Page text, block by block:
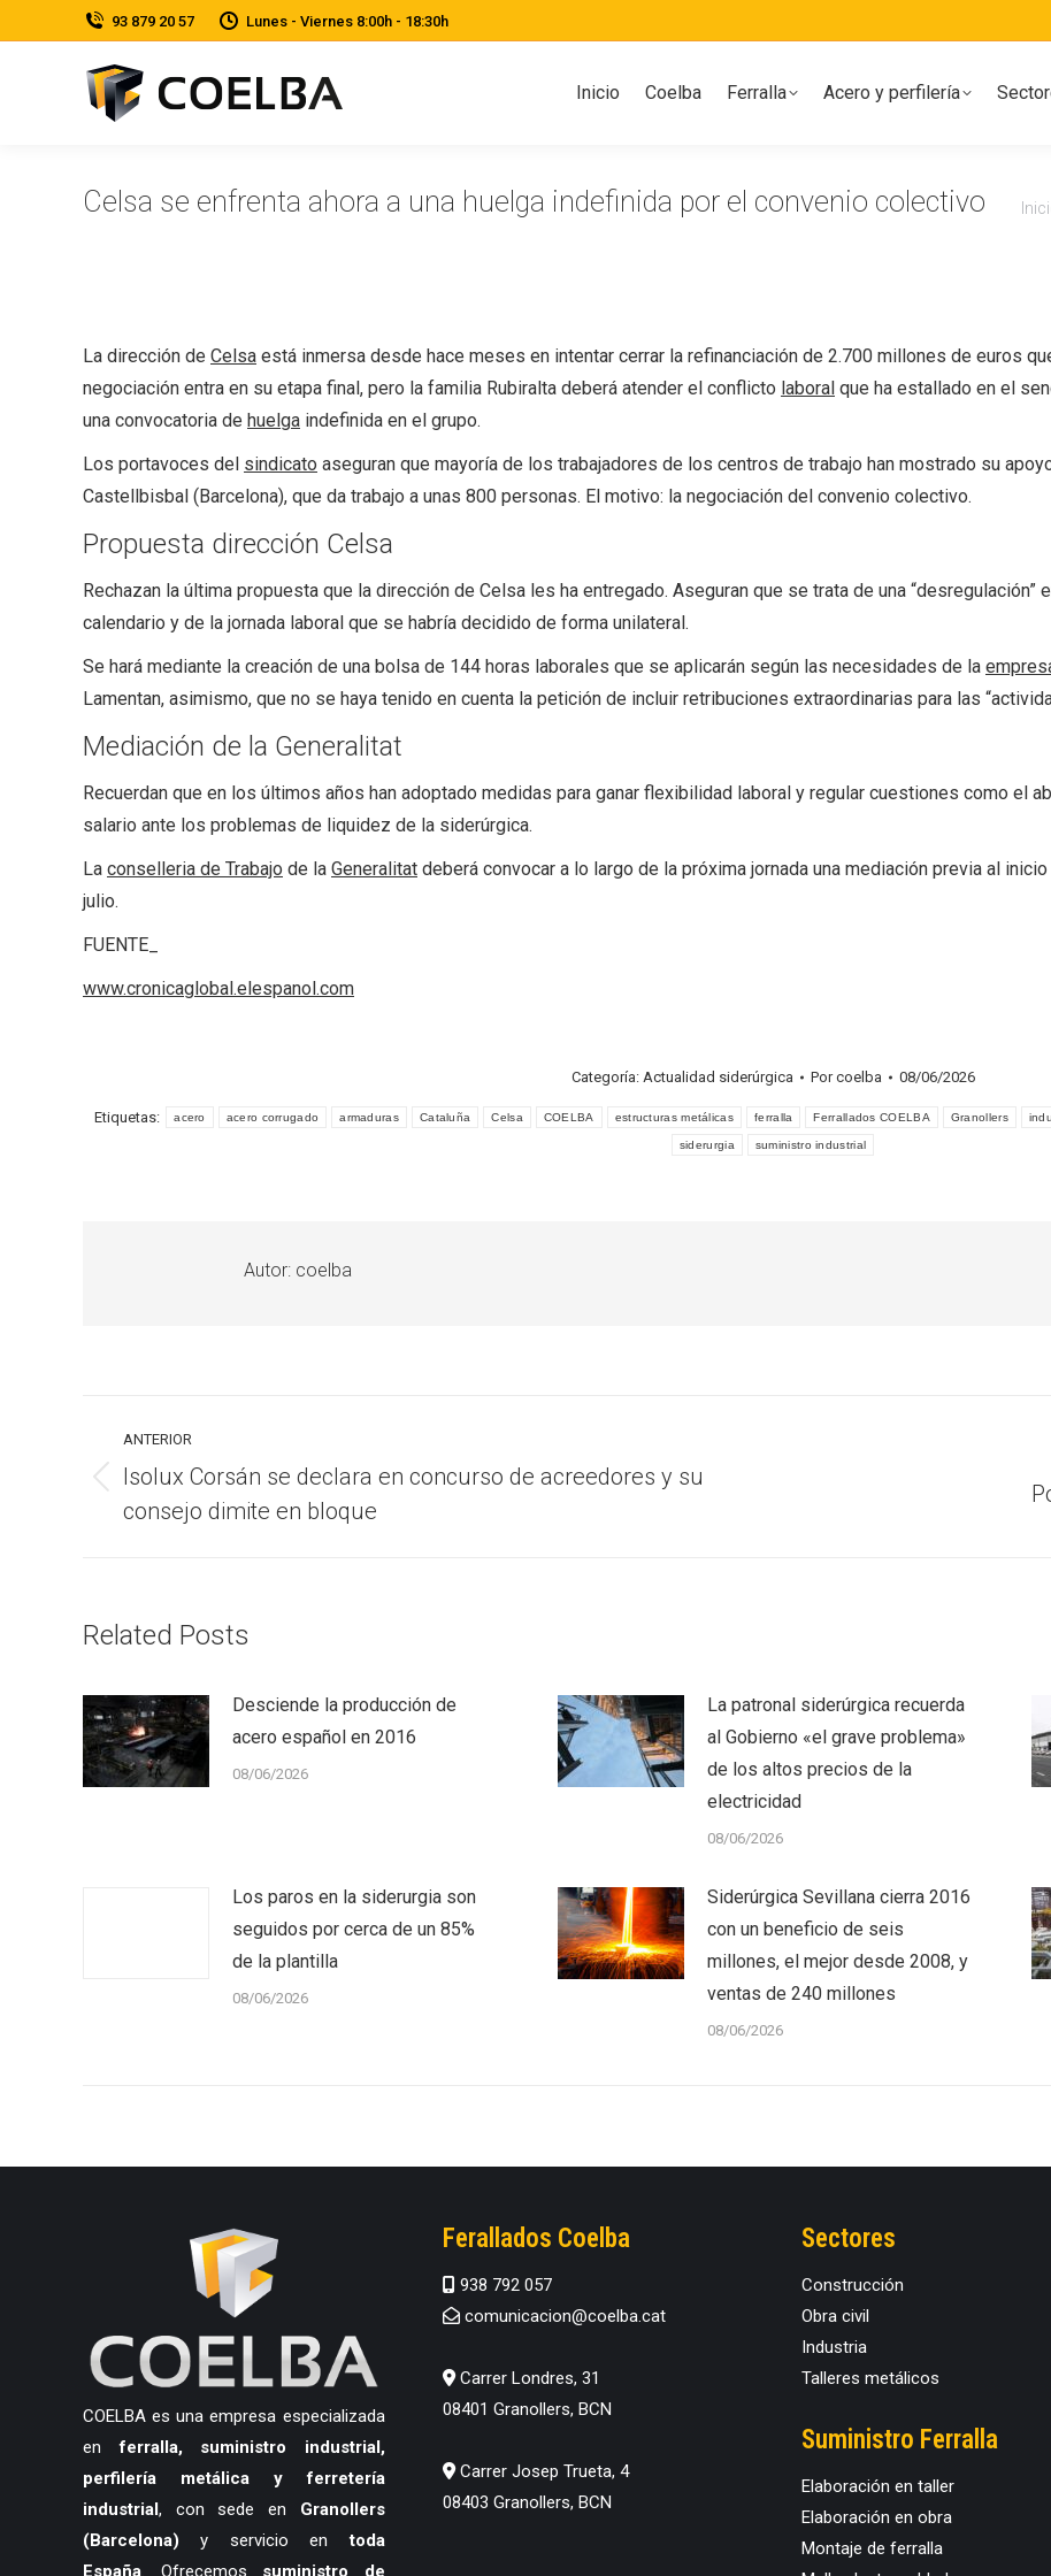
‎93 879 20 57 Lunes - Viernes 8:00h - 18:30h
Inicio Coelba Ferralla Acero y perfilería
Celsa se enfrenta ahora a una huelga indefinida por el convenio colectivo
La dirección de Celsa está inmersa desde hace meses en intentar cerrar la refinanciación de 2.700 millones de euros
negociación entra en su etapa final, pero la familia Rubiralta deberá atender el conflicto laboral que ha estallado en el
una convocatoria de huelga indefinida en el grupo.
Los portavoces del sindicato aseguran que mayoría de los trabajadores de los centros de trabajo han mostrado su
Castellbisbal (Barcelona), que da trabajo a unas 800 personas. El motivo: la negociación del convenio colectivo.
Propuesta dirección Celsa
Rechazan la última propuesta que la dirección de Celsa les ha entregado. Aseguran que se trata de una “desregulación”
calendario y de la jornada laboral que se habría decidido de forma unilateral.
Se hará mediante la creación de una bolsa de 144 horas laborales que se aplicarán según las necesidades de la
Lamentan, asimismo, que no se haya tenido en cuenta la petición de incluir retribuciones extraordinarias para las
Mediación de la Generalitat
Recuerdan que en los últimos años han adoptado medidas para ganar flexibilidad laboral y regular cuestiones como el
salario ante los problemas de liquidez de la siderúrgica.
La conselleria de Trabajo de la Generalitat deberá convocar a lo largo de la próxima jornada una mediación previa al
julio.
FUENTE_
www.cronicaglobal.elespanol.com
Categoría: Actualidad siderúrgica Porcoelba 08/06/2026
Etiquetas: acero acero corrugado armaduras Cataluña Celsa COELBA estructuras metálicas ferralla Ferrallados COELBA Granollers
siderurgia suministro industrial
Autor: coelba
entre
publicaciones
ANTERIOR
Publicación
anterior:
Isolux Corsán se declara en concurso de acreedores y su
consejo dimite en bloque
Related Posts
Desciende la producción de
acero español en 2016
08/06/2026
La patronal siderúrgica recuerda
al Gobierno «el grave problema»
de los altos precios de la
electricidad
08/06/2026
Los paros en la siderurgia son
seguidos por cerca de un 85%
de la plantilla
08/06/2026
Siderúrgica Sevillana cierra 2016
con un beneficio de seis
millones, el mejor desde 2008, y
ventas de 240 millones
08/06/2026
COELBA es una empresa especializada
enferralla, suministro industrial,
perfilería metálica y ferretería
industrial, con sede en Granollers
(Barcelona) y servicio entoda
España . Ofrecemos suministro de
Ferallados Coelba
938 792 057
comunicacion@coelba.cat
Carrer Londres, 31
08401 Granollers, BCN
Carrer Josep Trueta, 4
08403 Granollers, BCN
Sectores
Construcción
Obra civil
Industria
Talleres metálicos
Suministro Ferralla
Elaboración en taller
Elaboración en obra
Montaje de ferralla